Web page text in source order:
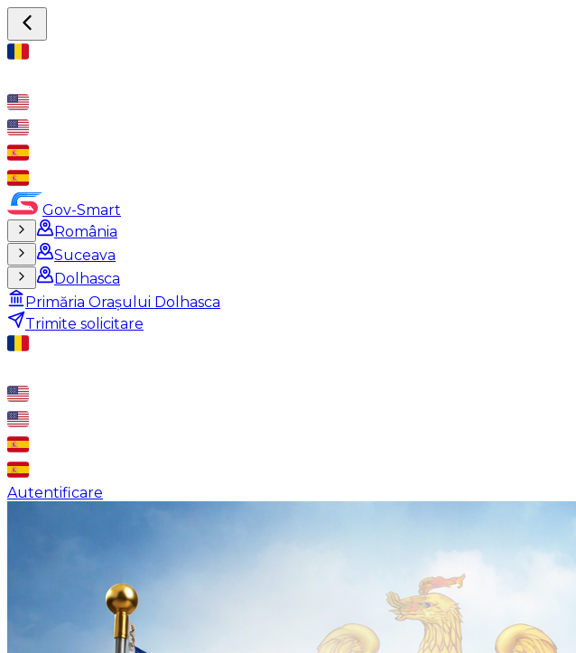
Gov-Smart
România
Suceava
Dolhasca
Primăria Orașului Dolhasca
Trimite solicitare
Autentificare